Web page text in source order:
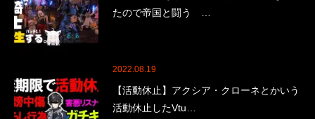
たので帝国と闘う …
2022.08.19
【活動休止】アクシア・クローネとかいう
活動休止したVtu…